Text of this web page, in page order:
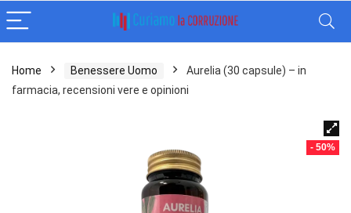
Home Benessere Uomo
Aurelia (30 capsule) – in
farmacia, recensioni vere e opinioni
- 50%